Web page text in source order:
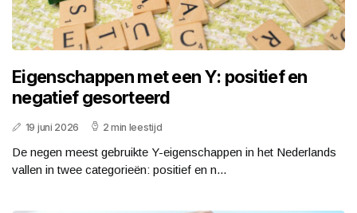
Eigenschappen met een Y: positief en
negatief gesorteerd
19 juni 2026 2 min leestijd
De negen meest gebruikte Y-eigenschappen in het Nederlands
vallen in twee categorieën: positief en n...